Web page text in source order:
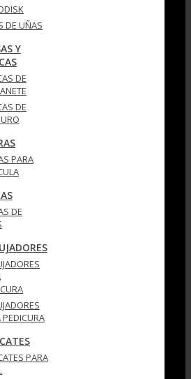
DE UÑAS
Y
DE
DE
PARA
DE
PEDICURA
PARA